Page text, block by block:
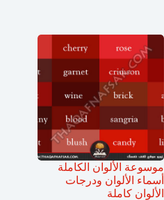
موسوعة الألوان الكاملة
أسماء الألوان ودرجات
الألوان كاملة